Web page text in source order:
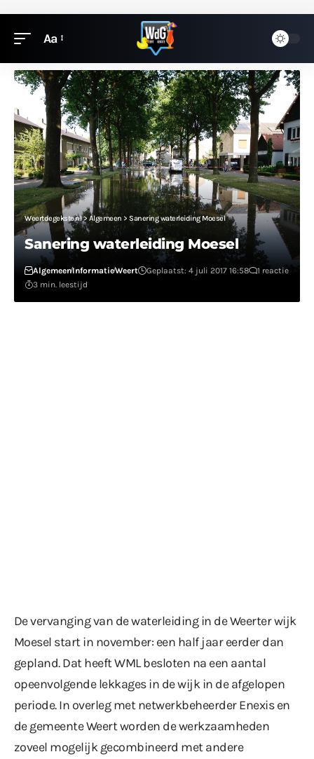
Aa
Weertdegekste.nl> Algemeen > Sanering waterleiding Moesel
Sanering waterleiding Moesel
AlgemeenInformatieWeert Geplaatst: 4 juli 2017 16:58
1 reactie
3 min. leestijd
De vervanging van de waterleiding in de Weerter wijk
Moesel start in november: een half jaar eerder dan
gepland. Dat heeft WML besloten na een aantal
opeenvolgende lekkages in de wijk in de afgelopen
periode. In overleg met netwerkbeheerder Enexis en
de gemeente Weert worden de werkzaamheden
zoveel mogelijk gecombineerd met andere